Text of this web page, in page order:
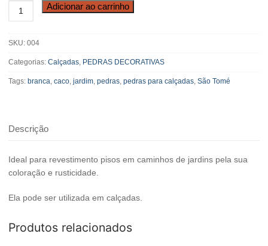
Pedra
Caco
Tomé
Branca
Adicionar ao carrinho
SKU: 004
Categorias: Calçadas, PEDRAS DECORATIVAS
Tags: branca, caco, jardim, pedras, pedras para calçadas, São Tomé
Descrição
Ideal para revestimento pisos em caminhos de jardins pela sua
coloração e rusticidade.
Ela pode ser utilizada em calçadas.
Produtos relacionados